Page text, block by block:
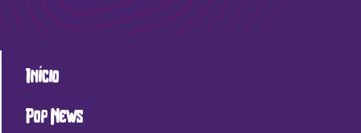
Início
Pop News